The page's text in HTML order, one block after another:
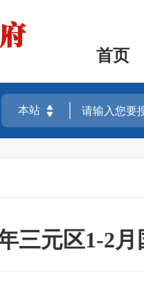
首页
三元区1-2